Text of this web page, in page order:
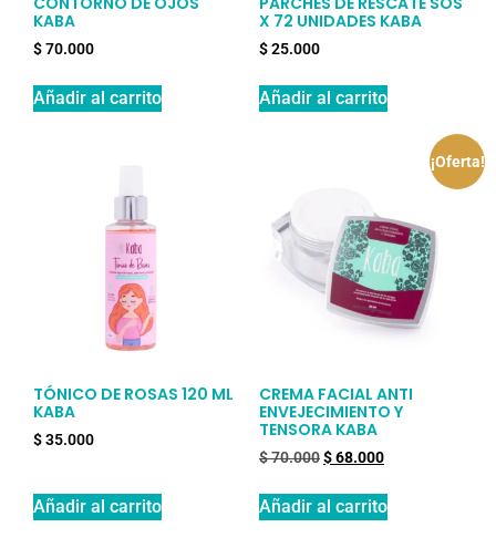
KABA
$70.000
Añadir al carrito
X 72 UNIDADES KABA
$25.000
Añadir al carrito
TÓNICO DE ROSAS 120 ML
KABA
$35.000
Añadir al carrito
¡Oferta!
CREMA FACIAL ANTI
ENVEJECIMIENTO Y
TENSORA KABA
$70.000$68.000
Añadir al carrito